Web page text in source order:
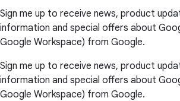
Sign me up to receive news, product
information and special offers about
Google Workspace) from Google.
Sign me up to receive news, product
information and special offers about
Google Workspace) from Google.